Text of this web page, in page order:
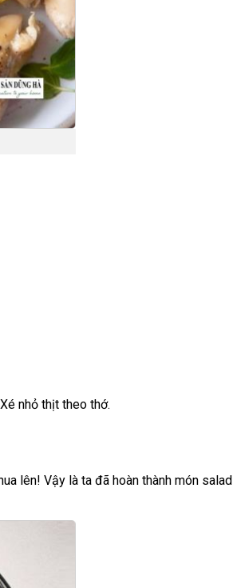
nhỏ thịt theo thớ.
lên! Vậy là ta đã hoàn thành món salad